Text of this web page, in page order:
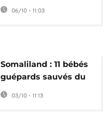
envers les animaux"
06/10 - 11:03
Somaliland : 11 bébés
guépards sauvés du
commerce illégal
03/10 - 11:13